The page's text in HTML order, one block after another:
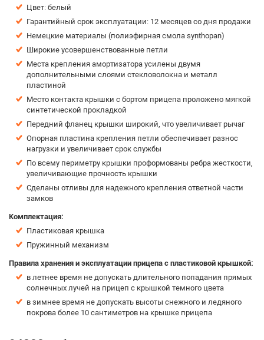
Цвет: белый
Гарантийный срок эксплуатации: 12 месяцев со дня продажи
Немецкие материалы (полиэфирная смола synthopan)
Широкие усовершенствованные петли
Места крепления амортизатора усилены двумя
дополнительными слоями стекловолокна и металл
пластиной
Место контакта крышки с бортом прицепа проложено мягкой
синтетической прокладкой
Передний фланец крышки широкий, что увеличивает рычаг
Опорная пластина крепления петли обеспечивает разнос
нагрузки и увеличивает срок службы
По всему периметру крышки проформованы ребра жесткости,
увеличивающие прочность крышки
Сделаны отливы для надежного крепления ответной части
замков
Комплектация:
Пластиковая крышка
Пружинный механизм
Правила хранения и эксплуатации прицепа с пластиковой крышкой:
в летнее время не допускать длительного попадания прямых
солнечных лучей на прицеп с крышкой темного цвета
в зимнее время не допускать высоты снежного и ледяного
покрова более 10 сантиметров на крышке прицепа